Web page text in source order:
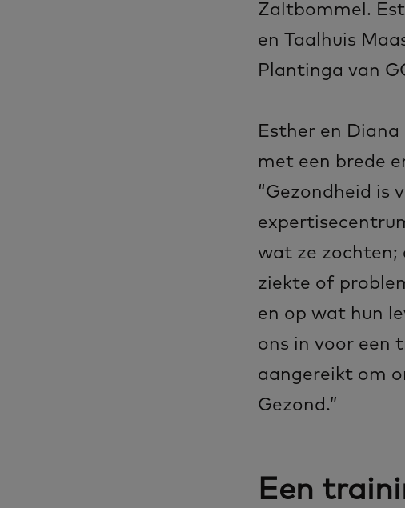
Zaltbommel.
en Taalhuis
Plantinga van
Esther en
met een brede
“Gezondheid is
wat ze zochten;
ziekte of
en op wat hun
ons in voor een
aangereikt om
Gezond.”
Een